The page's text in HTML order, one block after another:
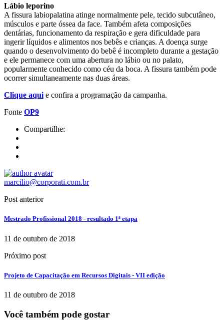
Lábio leporino
A fissura labiopalatina atinge normalmente pele, tecido subcutâneo,
músculos e parte óssea da face. Também afeta composições
dentárias, funcionamento da respiração e gera dificuldade para
ingerir líquidos e alimentos nos bebês e crianças. A doença surge
quando o desenvolvimento do bebê é incompleto durante a gestação
e ele permanece com uma abertura no lábio ou no palato,
popularmente conhecido como céu da boca. A fissura também pode
ocorrer simultaneamente nas duas áreas.
Clique aqui e confira a programação da campanha.
Fonte OP9
Compartilhe:
marcilio@corporati.com.br
Post anterior
Mestrado Profissional 2018 - resultado 1ª etapa
11 de outubro de 2018
Próximo post
Projeto de Capacitação em Recursos Digitais - VII edição
11 de outubro de 2018
Você também pode gostar